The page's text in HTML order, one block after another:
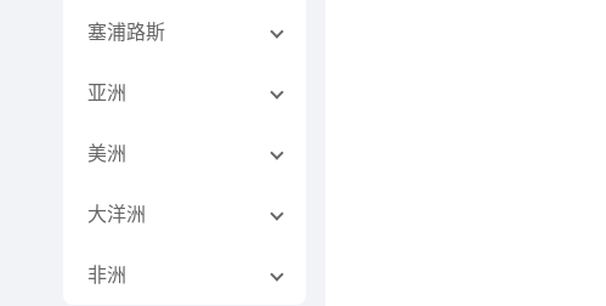
塞浦路斯
亚洲
美洲
大洋洲
非洲